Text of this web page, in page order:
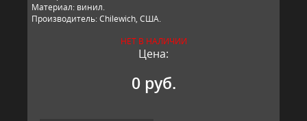
Материал: винил.
Производитель: Chilewich, США.
НЕТ В НАЛИЧИИ
Цена:
0 руб.